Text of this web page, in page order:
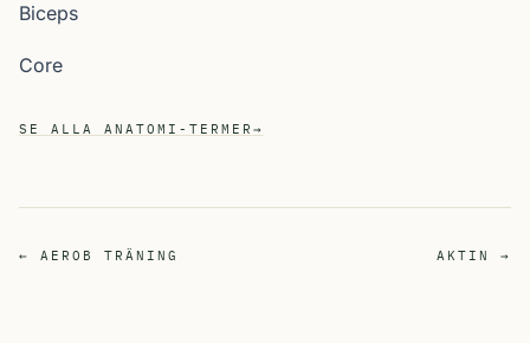
Biceps
Core
SE ALLA ANATOMI-TERMER →
← AEROB TRÄNING AKTIN →